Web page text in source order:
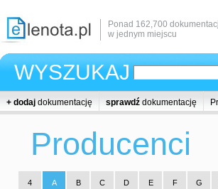
Ponad 162,700
w jednym miejscu
WYSZUKAJ
+ dodaj dokumentację sprawdź dokumentację
Producenci
4 A B C D E F G